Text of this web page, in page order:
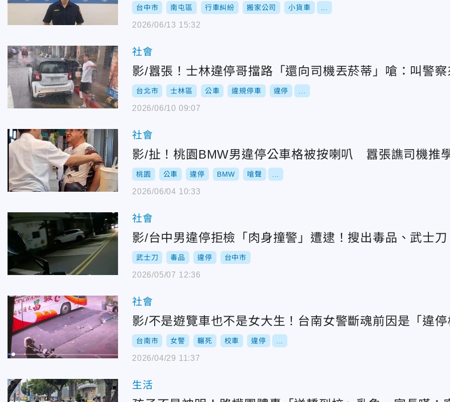
台中市 南屯區 行車糾紛 搬家公司 小貨車
2026/06/13 15:32
社會
影/囂張！士林違停哥擋路「還向司機丟菸蒂」嗆：叫警
台北市 士林區 公車 違規停車 違停
2026/06/10 09:07
社會
影/扯！桃園BMW男違停公車格被按喇叭 囂張譙司機推
桃園 公車 違停 BMW 嗆聲
2026/06/04 10:33
社會
影/台中男違停拒檢「肉身撞警」遭逮！搜出毒品、武士刀
武士刀 毒品 違停 台中市
2026/05/07 12:36
社會
影/不是遊覽車也不是女大生！台南女警斷魂前因是「違
台南市 女警 輾死 校車 違停
2026/04/29 11:37
生活